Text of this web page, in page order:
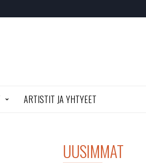
ARTISTIT JA YHTYEET
UUSIMMAT